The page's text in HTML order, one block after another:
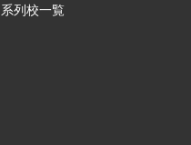
系列校一覧